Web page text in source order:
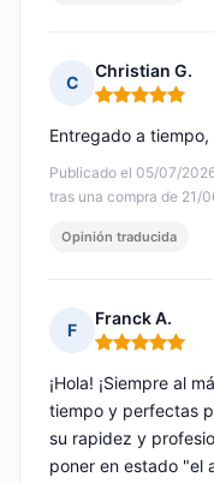
C
Christian G.
Nota: 5 de 5
Publicado el 05/07/
tras una compra de 21/
Entregado a
Opinión traducida
F
Franck A.
Nota: 5 de 5
¡Hola! ¡Siempre al
tiempo y perfectas
su rapidez y
poner en estado "el